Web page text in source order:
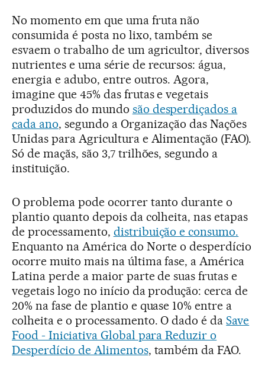
No momento em que uma fruta não
consumida é posta no lixo, também se
esvaem o trabalho de um agricultor, diversos
nutrientes e uma série de recursos: água,
energia e adubo, entre outros. Agora,
imagine que 45% das frutas e vegetais
produzidos do mundo são desperdiçados a
cada ano, segundo a Organização das Nações
Unidas para Agricultura e Alimentação (FAO).
Só de maçãs, são 3,7 trilhões, segundo a
instituição.
O problema pode ocorrer tanto durante o
plantio quanto depois da colheita, nas etapas
de processamento, distribuição e consumo.
Enquanto na América do Norte o desperdício
ocorre muito mais na última fase, a América
Latina perde a maior parte de suas frutas e
vegetais logo no início da produção: cerca de
20% na fase de plantio e quase 10% entre a
colheita e o processamento. O dado é daSave
Food - Iniciativa Global para Reduzir o
Desperdício de Alimentos, também da FAO.